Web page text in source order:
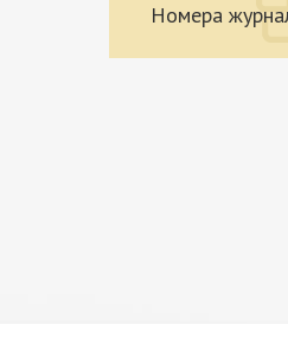
Номера